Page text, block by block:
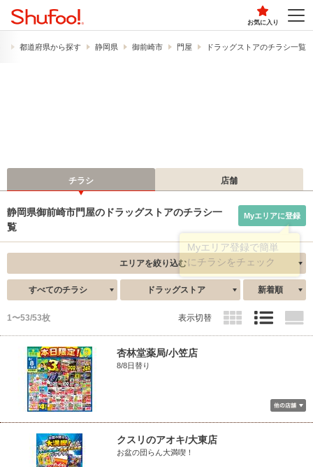
お気に入り
都道府県から探す 静岡県 御前崎市 門屋 ドラッグストアのチラシ一覧
チラシ 店舗
静岡県御前崎市門屋のドラッグストアのチラシ一
覧
Myエリアに登録
エリアを絞り込む
すべてのチラシ ドラッグストア 新着順
1〜53/53枚 表示切替
杏林堂薬局/小笠店
8/8日替り
クスリのアオキ/大東店
お盆の団らん大満喫！